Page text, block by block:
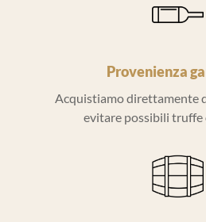
Provenienza
Acquistiamo direttamente
evitare possibili truffe